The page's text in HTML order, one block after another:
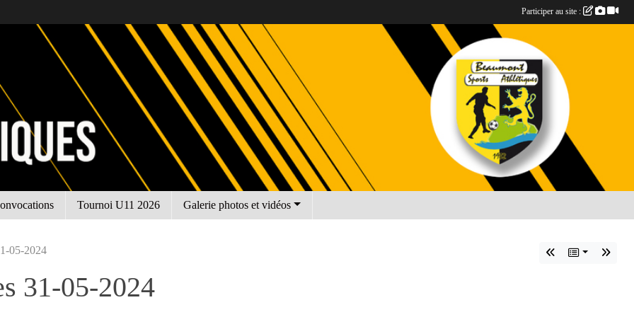
Tournoi U11 2026 Galerie photos et vidéos
05-2024
31-05-2024
Participer au site :